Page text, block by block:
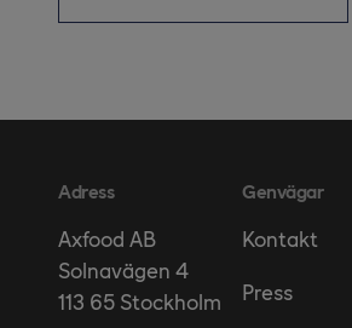
Adress
Axfood AB
Solnavägen 4
113 65 Stockholm
Genvägar
Kontakt
Press